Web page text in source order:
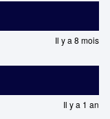
Il y a 8 mois
Il y a 1 an